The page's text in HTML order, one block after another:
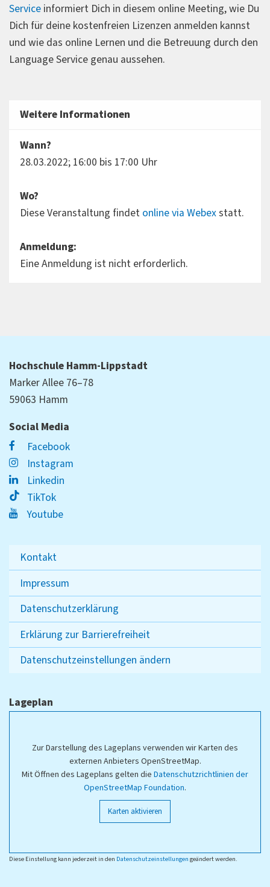
Service informiert Dich in diesem online Meeting, wie Du
Dich für deine kostenfreien Lizenzen anmelden kannst
und wie das online Lernen und die Betreuung durch den
Language Service genau aussehen.
Weitere Informationen
Wann?
28.03.2022; 16:00 bis 17:00 Uhr
Wo?
Diese Veranstaltung findet online via Webexstatt.
Anmeldung:
Eine Anmeldung ist nicht erforderlich.
Hochschule Hamm-Lippstadt
Marker Allee 76–78
59063 Hamm
Social Media
Facebook
Instagram
Linkedin
TikTok
Youtube
Kontakt
Impressum
Datenschutzerklärung
Erklärung zur Barrierefreiheit
Datenschutzeinstellungen ändern
Lageplan
Zur Darstellung des Lageplans verwenden wir Karten des
externen Anbieters OpenStreetMap.
Mit Öffnen des Lageplans gelten die Datenschutzrichtlinien der
OpenStreetMap Foundation.
Karten aktivieren
Diese Einstellung kann jederzeit in den Datenschutzeinstellungen geändert werden.